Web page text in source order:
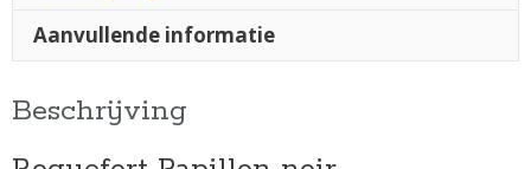
Aanvullende informatie
Beschrijving